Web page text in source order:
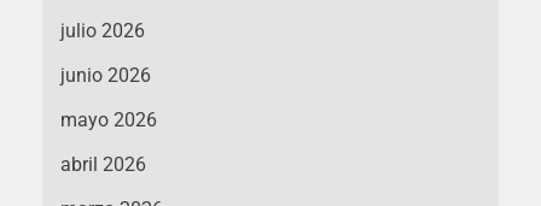
julio 2026
junio 2026
mayo 2026
abril 2026